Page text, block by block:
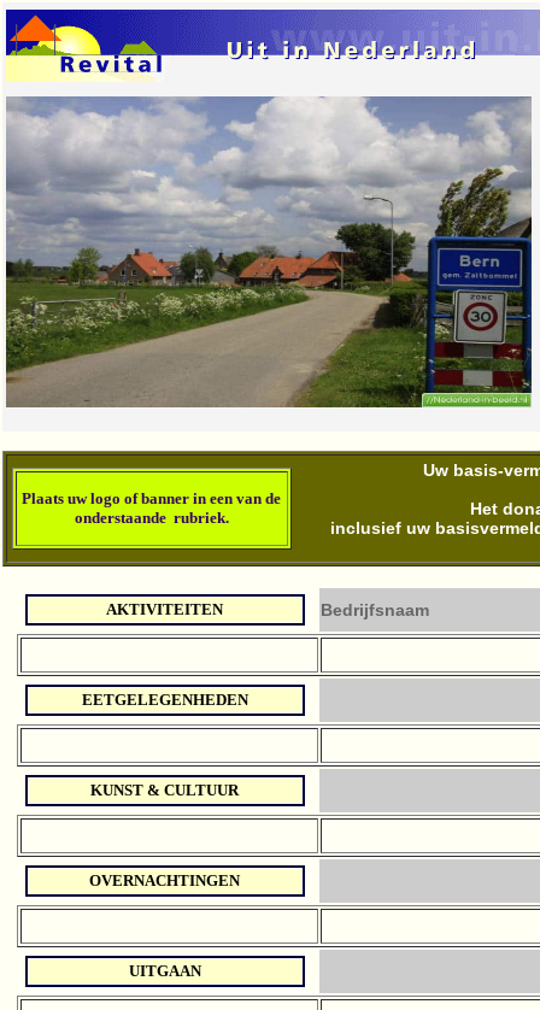
Plaats uw logo of banner in een van de
onderstaande rubriek.
Uw basis-
Het
inclusief uw
AKTIVITEITEN Bedrijfsnaam
EETGELEGENHEDEN
KUNST & CULTUUR
OVERNACHTINGEN
UITGAAN